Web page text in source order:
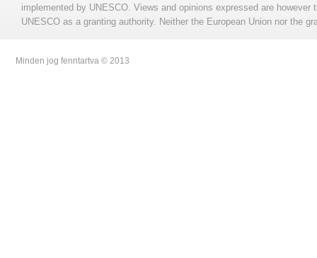
implemented by UNESCO. Views and opinions expressed are
UNESCO as a granting authority. Neither the European Union nor the
Minden jog fenntartva © 2013